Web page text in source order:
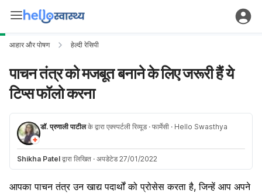
आहार और पोषण हेल्दी रेसिपी
पाचन तंत्र को मजबूत बनाने के लिए जरूरी हैं ये
टिप्स फॉलो करना
डॉ. प्रणाली पाटीलके द्वारा एक्स्पर्टली रिव्यूड · फार्मेसी · Hello Swasthya
Shikha Patel द्वारा लिखित · अपडेटेड 27/01/2022
आपका पाचन तंत्र उन खाद्य पदार्थों को प्रोसेस करता है, जिन्हें आप अपने